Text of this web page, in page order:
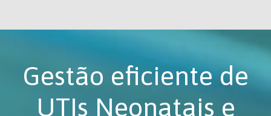
Gestão eficiente de
UTIs Neonatais e